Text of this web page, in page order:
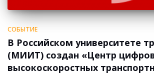
СОБЫТИЕ
В Российском университете
(МИИТ) создан «Центр
высокоскоростных